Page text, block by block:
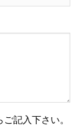
記入下さい。